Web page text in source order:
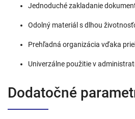
Jednoduché zakladanie
Odolný materiál s dlhou
Prehľadná organizácia vďaka
Univerzálne použitie v
Dodatočné